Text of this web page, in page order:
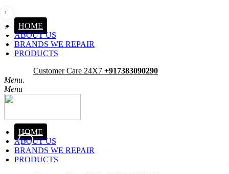
HOME
ABOUT US
BRANDS WE REPAIR
PRODUCTS
Customer Care 24X7 +917383090290
Menu.
Menu
HOME
ABOUT US
BRANDS WE REPAIR
PRODUCTS
1
2
3